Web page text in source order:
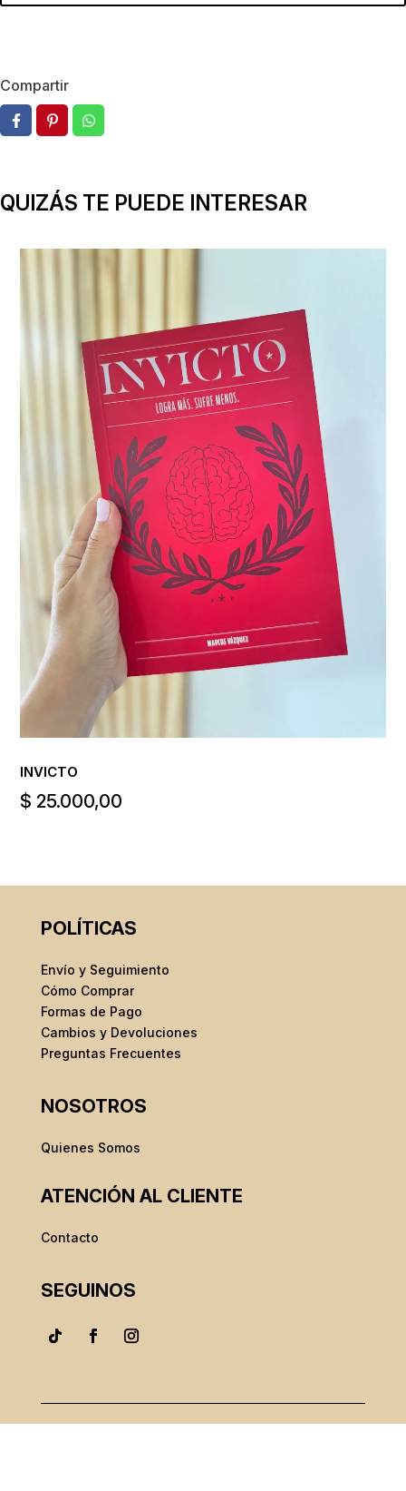
Compartir
QUIZÁS TE PUEDE INTERESAR
INVICTO
$ 25.000,00
POLÍTICAS
Envío y Seguimiento
Cómo Comprar
Formas de Pago
Cambios y Devoluciones
Preguntas Frecuentes
NOSOTROS
Quienes Somos
ATENCIÓN AL CLIENTE
Contacto
SEGUINOS